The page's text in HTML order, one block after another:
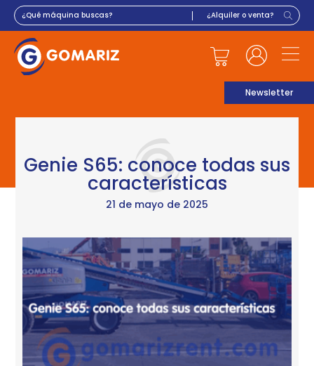
Newsletter
Genie S65: conoce todas sus
características
21 de mayo de 2025